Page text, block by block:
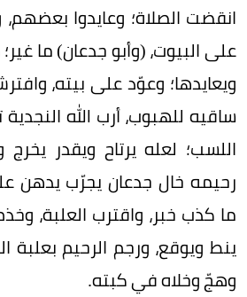
انقضت الصلاة؛ وعايدوا
على البيوت، (وأبو جدعان) ما
ويعايدها؛ وعوّد على بيته،
ساقيه للهبوب، أرب الله
اللسب؛ لعله يرتاح ويقدر يخرج
رحيمه خال جدعان يجرّب يدهن
ما كذب خبر، واقترب العلبة،
ينط ويوقع، ورجم الرحيم بعلبة
وهجّ وخلاه في كبته.